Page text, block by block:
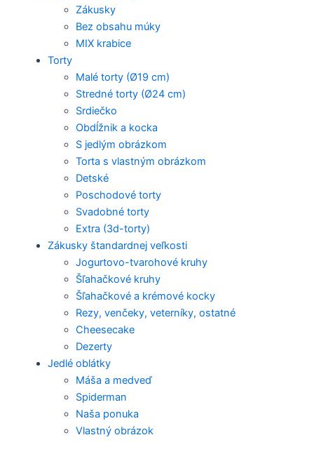
Zákusky
Bez obsahu múky
MIX krabice
Torty
Malé torty (Ø19 cm)
Stredné torty (Ø24 cm)
Srdiečko
Obdĺžnik a kocka
S jedlým obrázkom
Torta s vlastným obrázkom
Detské
Poschodové torty
Svadobné torty
Extra (3d-torty)
Zákusky štandardnej veľkosti
Jogurtovo-tvarohové kruhy
Šľahačkové kruhy
Šľahačkové a krémové kocky
Rezy, venčeky, veterníky, ostatné
Cheesecake
Dezerty
Jedlé oblátky
Máša a medveď
Spiderman
Naša ponuka
Vlastný obrázok